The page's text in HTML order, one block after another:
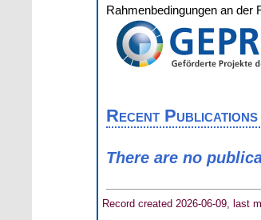
Rahmenbedingungen an der
Recent Publications
There are no
Record created 2026-06-09, last